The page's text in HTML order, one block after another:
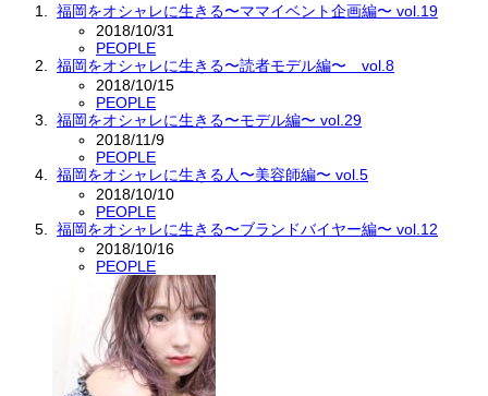
福岡をオシャレに生きる〜ママイベント企画編〜 vol.19
2018/10/31
PEOPLE
福岡をオシャレに生きる〜読者モデル編〜 vol.8
2018/10/15
PEOPLE
福岡をオシャレに生きる〜モデル編〜 vol.29
2018/11/9
PEOPLE
福岡をオシャレに生きる人〜美容師編〜 vol.5
2018/10/10
PEOPLE
福岡をオシャレに生きる〜ブランドバイヤー編〜 vol.12
2018/10/16
PEOPLE